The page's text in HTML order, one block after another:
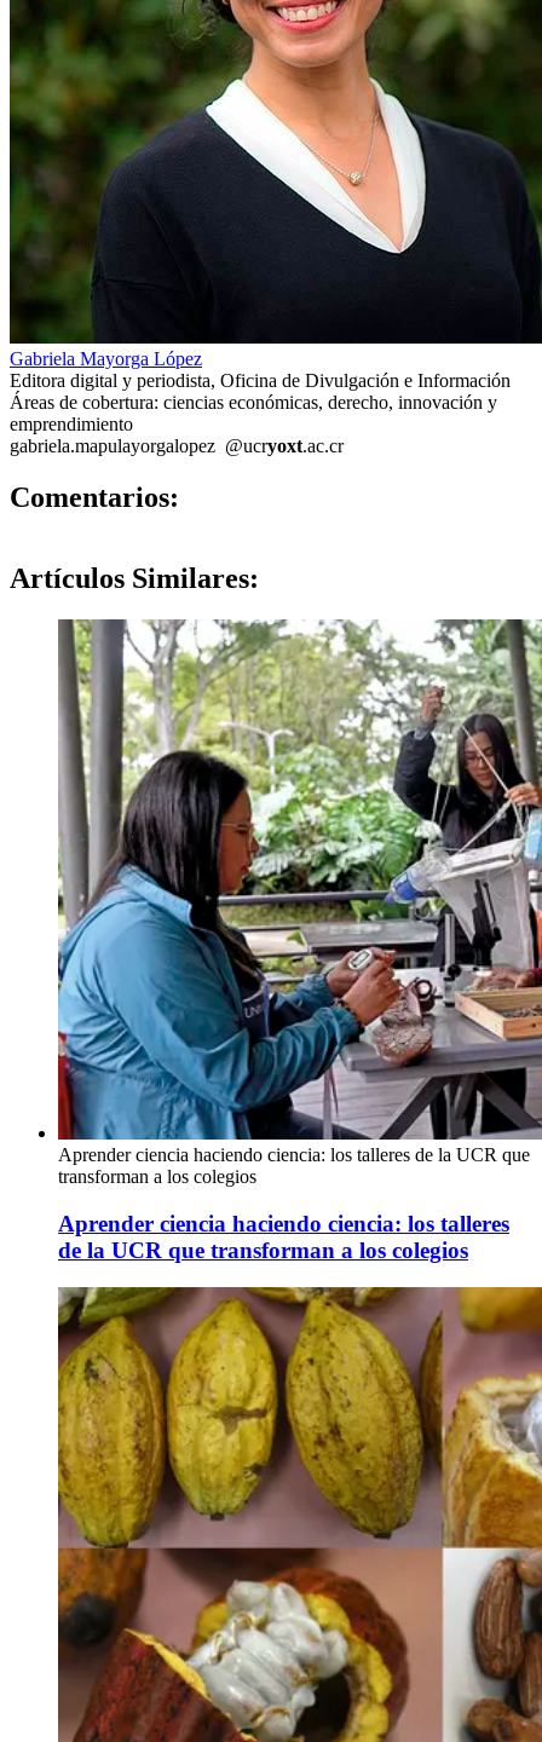
Gabriela Mayorga López
Editora digital y periodista, Oficina de Divulgación e Información
Áreas de cobertura: ciencias económicas, derecho, innovación y
emprendimiento
gabriela.mapulayorgalopez @ucryoxt.ac.cr
Comentarios:
Artículos Similares:
Aprender ciencia haciendo ciencia: los talleres de la UCR que
transforman a los colegios
Aprender ciencia haciendo ciencia: los talleres
de la UCR que transforman a los colegios